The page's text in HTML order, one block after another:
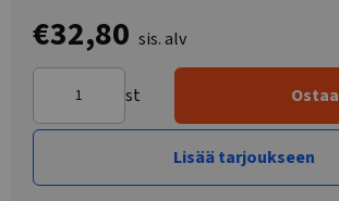
€32,80 sis. alv
st Ostaa
Lisää tarjoukseen